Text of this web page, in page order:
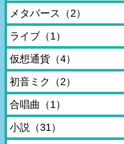
メタバース （2）
ライブ（1）
仮想通貨（4）
初音ミク （2）
合唱曲 （1）
小説（31）